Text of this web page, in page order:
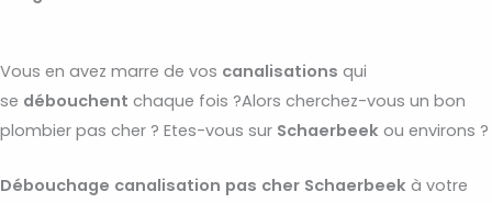
Vous en avez marre de vos canalisations qui
se débouchent chaque fois ?Alors cherchez-vous un bon
plombier pas cher ? Etes-vous sur Schaerbeek ou environs ?
Débouchage canalisation pas cher Schaerbeek à votre